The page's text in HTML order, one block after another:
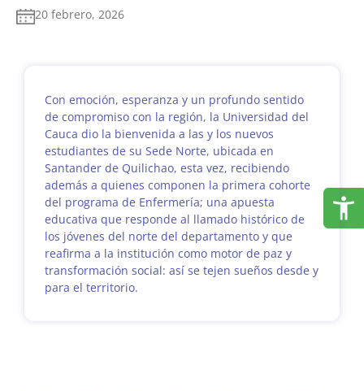
20 febrero, 2026
Con emoción, esperanza y un profundo sentido
de compromiso con la región, la Universidad del
Cauca dio la bienvenida a las y los nuevos
estudiantes de su Sede Norte, ubicada en
Santander de Quilichao, esta vez, recibiendo
además a quienes componen la primera cohorte
del programa de Enfermería; una apuesta
educativa que responde al llamado histórico de
los jóvenes del norte del departamento y que
reafirma a la institución como motor de paz y
transformación social: así se tejen sueños desde y
para el territorio.